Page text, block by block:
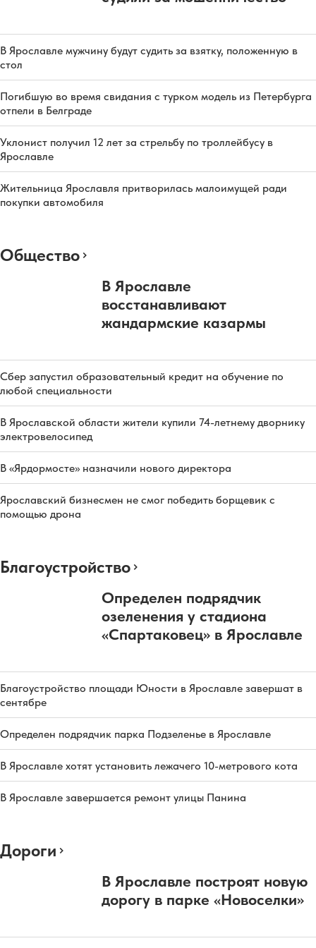
В Ярославле мужчину будут судить за взятку, положенную в
стол
Погибшую во время свидания с турком модель из Петербурга
отпели в Белграде
Уклонист получил 12 лет за стрельбу по троллейбусу в
Ярославле
Жительница Ярославля притворилась малоимущей ради
покупки автомобиля
Общество
В Ярославле
восстанавливают
жандармские казармы
Сбер запустил образовательный кредит на обучение по
любой специальности
В Ярославской области жители купили 74-летнему дворнику
электровелосипед
В «Ярдормосте» назначили нового директора
Ярославский бизнесмен не смог победить борщевик с
помощью дрона
Благоустройство
Определен подрядчик
озеленения у стадиона
«Спартаковец» в Ярославле
Благоустройство площади Юности в Ярославле завершат в
сентябре
Определен подрядчик парка Подзеленье в Ярославле
В Ярославле хотят установить лежачего 10-метрового кота
В Ярославле завершается ремонт улицы Панина
Дороги
В Ярославле построят новую
дорогу в парке «Новоселки»